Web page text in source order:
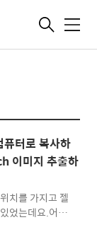
메
퓨터로 복사하
이미지 추출하
치를 가지고 젤
었는데요.어느
샷) 이미지들